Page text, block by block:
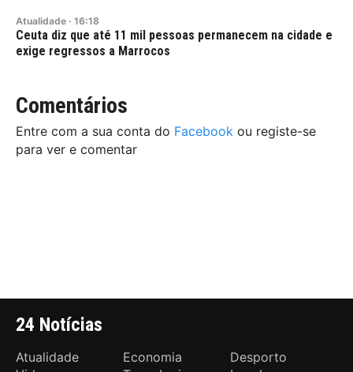
Atualidade · 16:18
Ceuta diz que até 11 mil pessoas permanecem na cidade e
exige regressos a Marrocos
Comentários
Entre com a sua conta do Facebook ou registe-se
para ver e comentar
24 Notícias
Atualidade Economia
Desporto